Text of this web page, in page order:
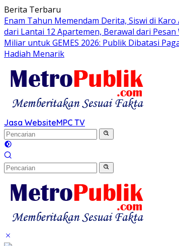
Langsung
ke
konten
Berita Terbaru
Enam Tahun Memendam Derita, Siswi di
dari Lantai 12 Apartemen, Berawal dari
Miliar untuk GEMES 2026: Publik Dibatasi
Hadiah Menarik
Jasa WebsiteMPC TV